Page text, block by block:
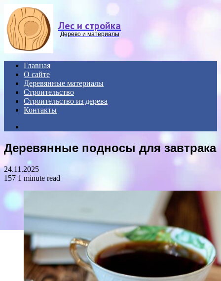
Лес и стройка
Дерево и материалы
Главная
О сайте
Деревянные материалы
Строительство
Строительство из дерева
Контакты
Деревянные подносы для завтрака
24.11.2025
157 1 minute read